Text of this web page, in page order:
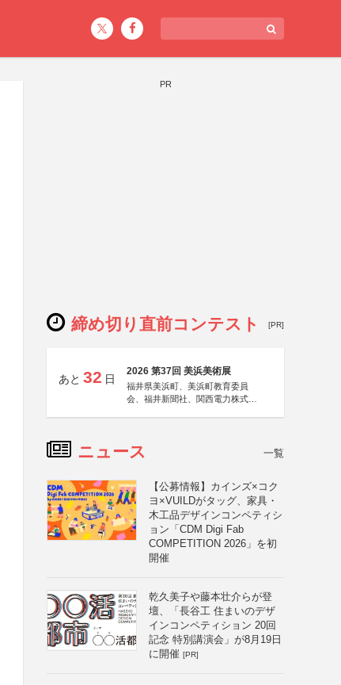
PR
締め切り直前コンテスト [PR]
あと 32 日
2026 第37回 美浜美術展
福井県美浜町、美浜町教育委員
会、福井新聞社、関西電力株式会
ニュース 一覧
【公募情報】カインズ×コク
ヨ×VUILDがタッグ、家具・
木工品デザインコンペティシ
ョン「CDM Digi Fab
COMPETITION 2026」を初
開催
乾久美子や藤本壮介らが登
壇、「長谷工 住まいのデザ
インコンペティション 20回
記念 特別講演会」が8月19日
に開催 [PR]